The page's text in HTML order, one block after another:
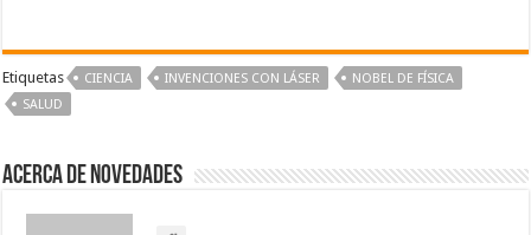
Etiquetas CIENCIA INVENCIONES CON LÁSER
NOBEL DE FÍSICA
SALUD
Acerca de NOVEDADES